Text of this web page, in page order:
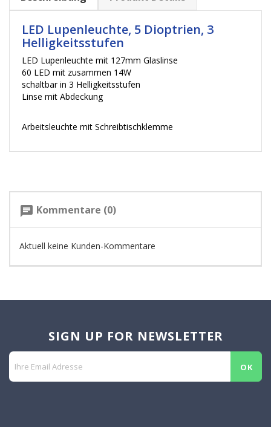
LED Lupenleuchte, 5 Dioptrien, 3
Helligkeitsstufen
LED Lupenleuchte mit 127mm Glaslinse
60 LED mit zusammen 14W
schaltbar in 3 Helligkeitsstufen
Linse mit Abdeckung
Arbeitsleuchte mit Schreibtischklemme
chat Kommentare (0)
Aktuell keine Kunden-Kommentare
SIGN UP FOR NEWSLETTER